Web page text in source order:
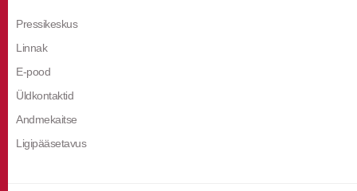
Pressikeskus
Linnak
E-pood
Üldkontaktid
Andmekaitse
Ligipääsetavus